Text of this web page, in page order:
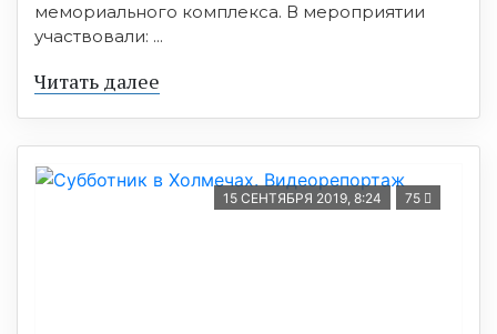
мемориального комплекса. В мероприятии
участвовали: ...
Читать далее
15 СЕНТЯБРЯ 2019, 8:24 75